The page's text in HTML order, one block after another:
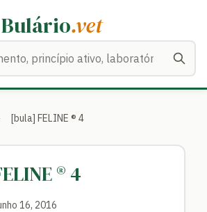
Bulário.vet
[bula] FELINE ® 4
® 4
16, 2016